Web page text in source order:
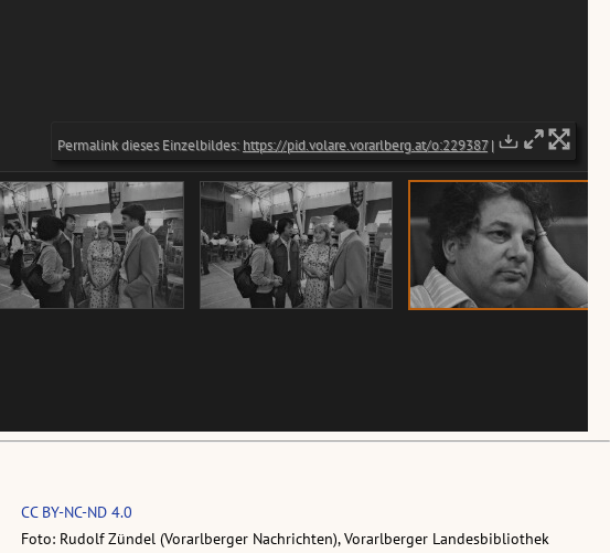
CC BY-NC-ND 4.0
Foto: Rudolf Zündel (Vorarlberger Nachrichten), Vorarlberger Landesbibliothek